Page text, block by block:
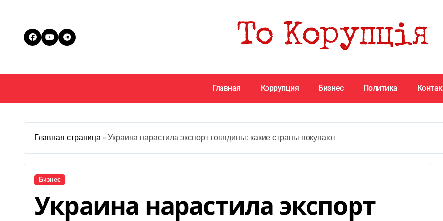
Главная Коррупция Бизнес Политика
Главная страница » Украина нарастила экспорт говядины: какие страны покупают
Бизнес
Украина нарастила экспорт